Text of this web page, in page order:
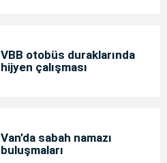
VBB otobüs duraklarında
hijyen çalışması
Van’da sabah namazı
buluşmaları